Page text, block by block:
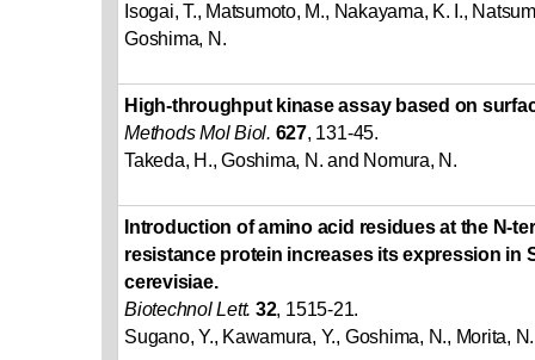
Isogai, T., Matsumoto, M., Nakayama, K. I.,
Goshima, N.
High-throughput kinase assay based on
Methods Mol Biol. 627, 131-45.
Takeda, H., Goshima, N. and Nomura, N.
Introduction of amino acid residues at the N-
resistance protein increases its expression in
cerevisiae.
Biotechnol Lett. 32, 1515-21.
Sugano, Y., Kawamura, Y., Goshima, N., Morita,